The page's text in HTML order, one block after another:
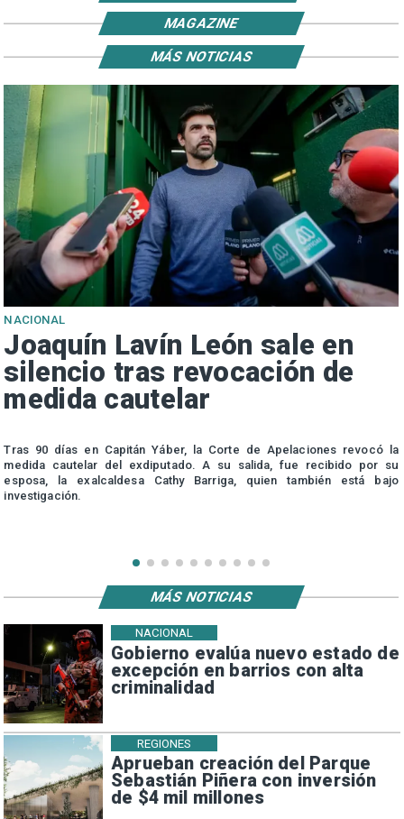
MAGAZINE
NACIONAL
Joaquín Lavín León sale en
silencio tras revocación de
medida cautelar
Tras 90 días en Capitán Yáber, la Corte de Apelaciones revocó la
medida cautelar del exdiputado. A su salida, fue recibido por su
esposa, la exalcaldesa Cathy Barriga, quien también está bajo
investigación.
MÁS NOTICIAS
Gobierno evalúa nuevo estado de
excepción en barrios con alta
criminalidad
NACIONAL
Aprueban creación del Parque
Sebastián Piñera con inversión
de $4 mil millones
REGIONES
MÁS NOTICIAS